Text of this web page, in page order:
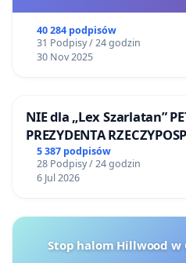
40 284 podpisów
31 Podpisy / 24 godzin
30 Nov 2025
NIE dla „Lex Szarlatan”
PREZYDENTA
5 387 podpisów
28 Podpisy / 24 godzin
6 Jul 2026
Stop halom Hillwood w